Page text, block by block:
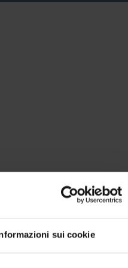
sui cookie
Struttura in metallo e